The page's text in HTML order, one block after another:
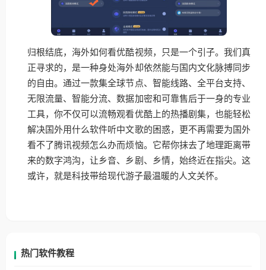
归根结底，海外如何看优酷视频，只是一个引子。我们真
正寻求的，是一种身处海外却依然能与国内文化脉搏同步
的自由。通过一款集全球节点、智能线路、全平台支持、
无限流量、智能分流、数据加密和可靠售后于一身的专业
工具，你不仅可以流畅观看优酷上的热播剧集，也能轻松
解决国外用什么软件听中文歌的困惑，更不再需要为国外
看不了腾讯视频怎么办而烦恼。它帮你抹去了地理距离带
来的数字鸿沟，让乡音、乡剧、乡情，始终近在指尖。这
或许，就是科技带给现代游子最温暖的人文关怀。
热门软件教程